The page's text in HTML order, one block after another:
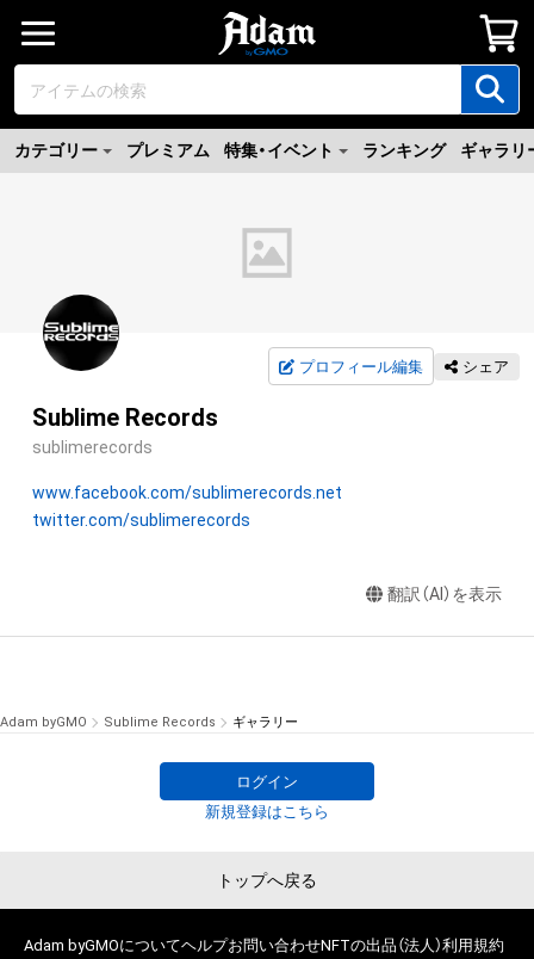
カテゴリー プレミアム 特集・イベント ランキング ギャラリ
プロフィール編集 シェア
Sublime Records
sublimerecords
www.facebook.com/sublimerecords.net
twitter.com/sublimerecords
翻訳（AI）を表示
Adam byGMO Sublime Records ギャラリー
ログイン
新規登録はこちら
トップへ戻る
Adam byGMOについてヘルプお問い合わせNFTの出品（法人）利用規約